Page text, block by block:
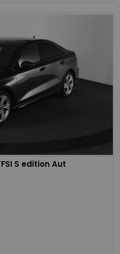
S edition Aut